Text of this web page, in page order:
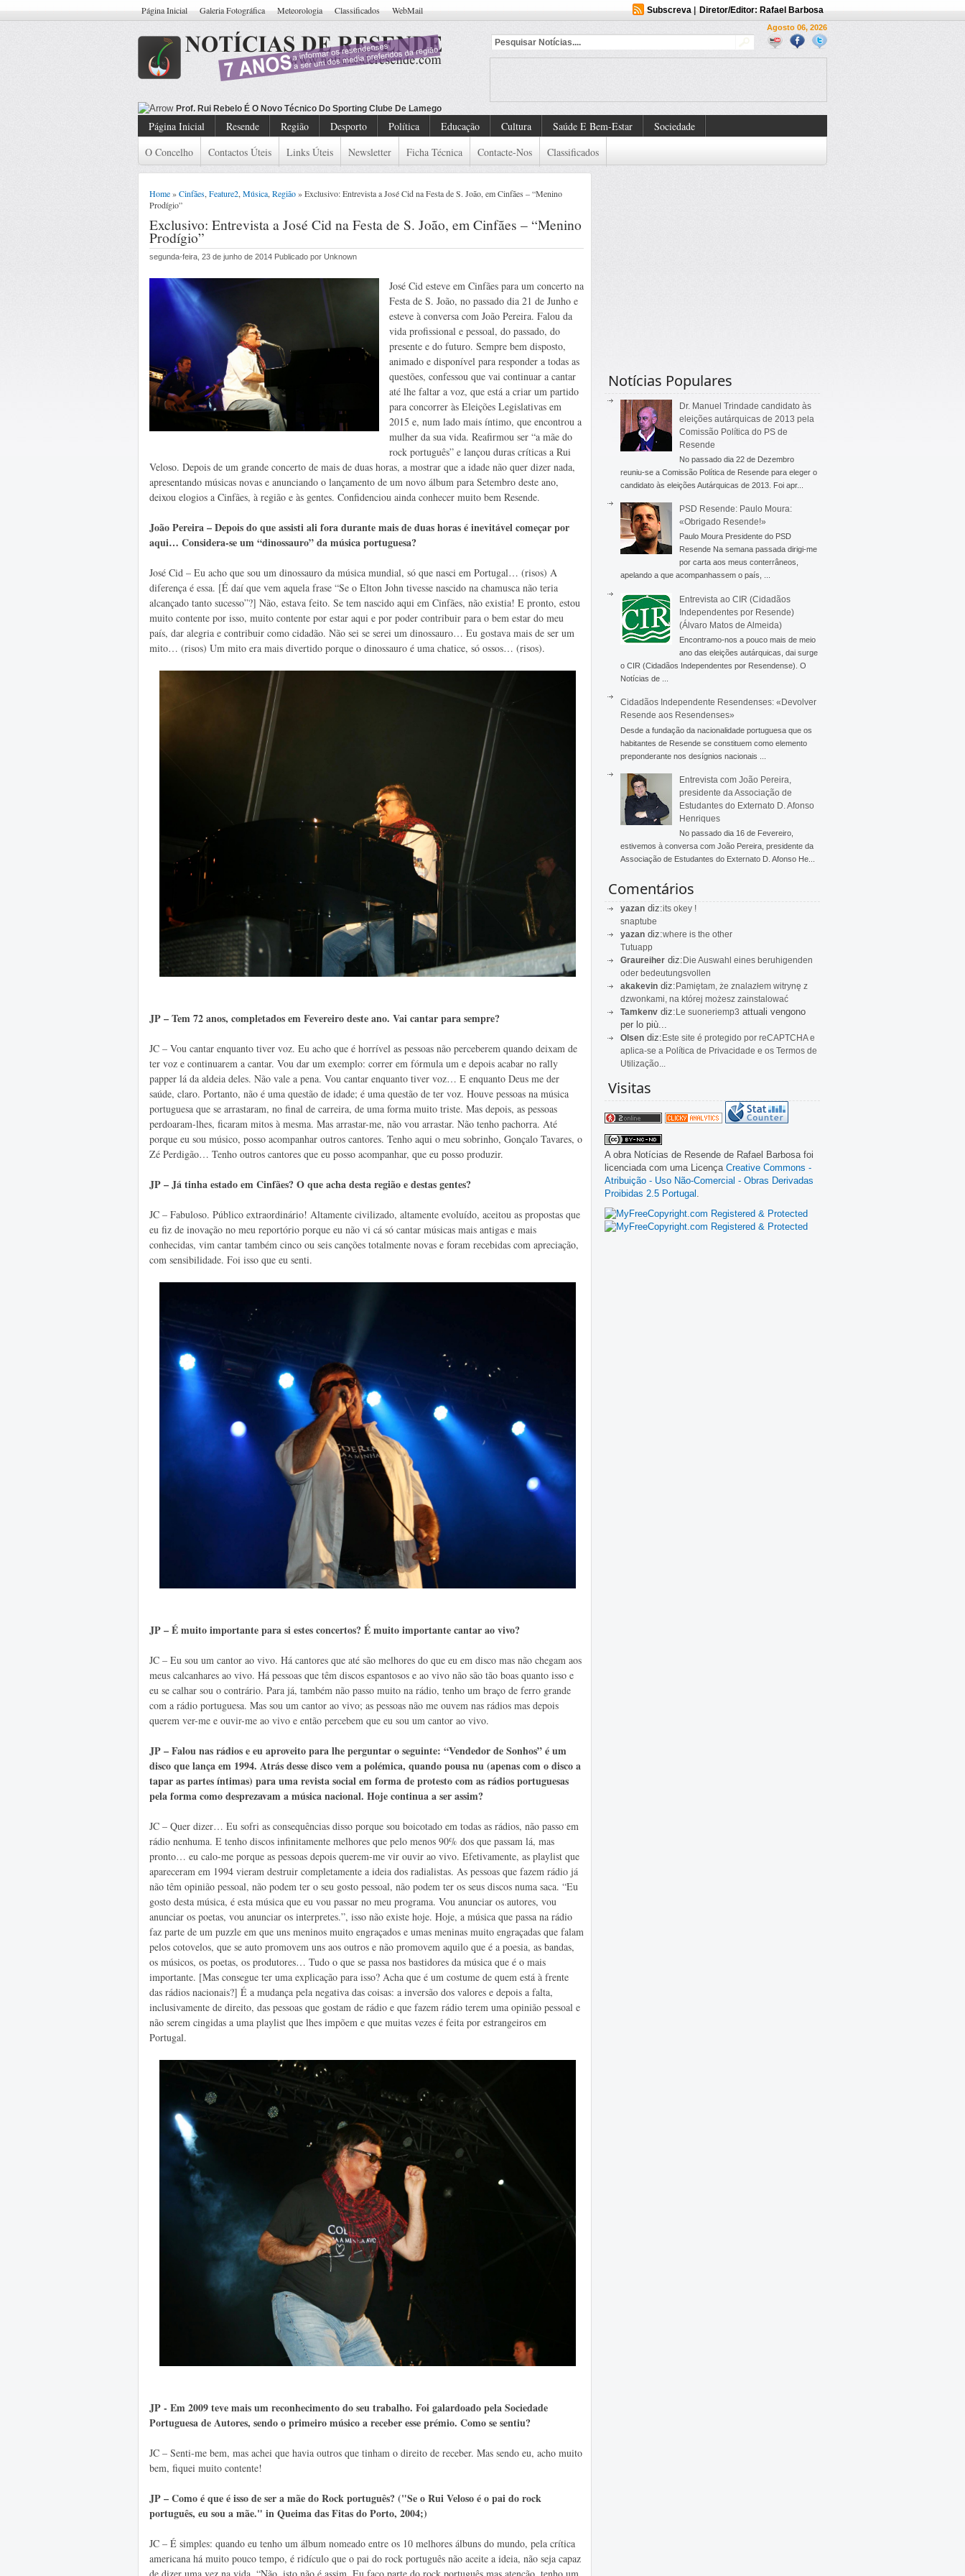
Página Inicial Galeria Fotográfica Meteorologia Classificados WebMail Subscreva| Diretor/Editor: Rafael Barbosa
Agosto 06, 2026
Prof. Rui Rebelo É O Novo Técnico Do Sporting Clube De Lamego
Página Inicial Resende Região Desporto Política Educação Cultura Saúde E Bem-Estar
Sociedade
O Concelho
Contactos Úteis Links Úteis Newsletter Ficha Técnica Contacte-Nos Classificados
Home»Cinfães Feature2 Música Região» Exclusivo: Entrevista a José Cid na Festa de S. João, em Cinfães – “Menino
Prodígio”
Exclusivo: Entrevista a José Cid na Festa de S. João, em Cinfães – “Menino
Prodígio”
segunda-feira, 23 de junho de 2014 Publicado por Unknown
José Cid esteve em Cinfães para um concerto na
Festa de S. João, no passado dia 21 de Junho e
esteve à conversa com João Pereira. Falou da
vida profissional e pessoal, do passado, do
presente e do futuro. Sempre bem disposto,
animado e disponível para responder a todas as
questões, confessou que vai continuar a cantar
até lhe faltar a voz, que está a criar um partido
para concorrer às Eleições Legislativas em
2015 e, num lado mais íntimo, que encontrou a
mulher da sua vida. Reafirmou ser “a mãe do
rock português” e lançou duras críticas a Rui
Veloso. Depois de um grande concerto de mais de duas horas, a mostrar que a idade não quer dizer nada,
apresentando músicas novas e anunciando o lançamento de um novo álbum para Setembro deste ano,
deixou elogios a Cinfães, à região e às gentes. Confidenciou ainda conhecer muito bem Resende.
João Pereira – Depois do que assisti ali fora durante mais de duas horas é inevitável começar por
aqui… Considera-se um “dinossauro” da música portuguesa?
José Cid – Eu acho que sou um dinossauro da música mundial, só que nasci em Portugal… (risos) A
diferença é essa. [É daí que vem aquela frase “Se o Elton John tivesse nascido na chamusca não teria
alcançado tanto sucesso”?] Não, estava feito. Se tem nascido aqui em Cinfães, não existia! E pronto, estou
muito contente por isso, muito contente por estar aqui e por poder contribuir para o bem estar do meu
país, dar alegria e contribuir como cidadão. Não sei se serei um dinossauro… Eu gostava mais de ser um
mito… (risos) Um mito era mais divertido porque o dinossauro é uma chatice, só ossos… (risos).
JP – Tem 72 anos, completados em Fevereiro deste ano. Vai cantar para sempre?
JC – Vou cantar enquanto tiver voz. Eu acho que é horrível as pessoas não perceberem quando deixam de
ter voz e continuarem a cantar. Vou dar um exemplo: correr em fórmula um e depois acabar no rally
papper lá da aldeia deles. Não vale a pena. Vou cantar enquanto tiver voz… E enquanto Deus me der
saúde, claro. Portanto, não é uma questão de idade; é uma questão de ter voz. Houve pessoas na música
portuguesa que se arrastaram, no final de carreira, de uma forma muito triste. Mas depois, as pessoas
perdoaram-lhes, ficaram mitos à mesma. Mas arrastar-me, não vou arrastar. Não tenho pachorra. Até
porque eu sou músico, posso acompanhar outros cantores. Tenho aqui o meu sobrinho, Gonçalo Tavares, o
Zé Perdigão… Tenho outros cantores que eu posso acompanhar, que eu posso produzir.
JP – Já tinha estado em Cinfães? O que acha desta região e destas gentes?
JC – Fabuloso. Público extraordinário! Altamente civilizado, altamente evoluído, aceitou as propostas que
eu fiz de inovação no meu reportório porque eu não vi cá só cantar músicas mais antigas e mais
conhecidas, vim cantar também cinco ou seis canções totalmente novas e foram recebidas com apreciação,
com sensibilidade. Foi isso que eu senti.
JP – É muito importante para si estes concertos? É muito importante cantar ao vivo?
JC – Eu sou um cantor ao vivo. Há cantores que até são melhores do que eu em disco mas não chegam aos
meus calcanhares ao vivo. Há pessoas que têm discos espantosos e ao vivo não são tão boas quanto isso e
eu se calhar sou o contrário. Para já, também não passo muito na rádio, tenho um braço de ferro grande
com a rádio portuguesa. Mas sou um cantor ao vivo; as pessoas não me ouvem nas rádios mas depois
querem ver-me e ouvir-me ao vivo e então percebem que eu sou um cantor ao vivo.
JP – Falou nas rádios e eu aproveito para lhe perguntar o seguinte: “Vendedor de Sonhos” é um
disco que lança em 1994. Atrás desse disco vem a polémica, quando pousa nu (apenas com o disco a
tapar as partes íntimas) para uma revista social em forma de protesto com as rádios portuguesas
pela forma como desprezavam a música nacional. Hoje continua a ser assim?
JC – Quer dizer… Eu sofri as consequências disso porque sou boicotado em todas as rádios, não passo em
rádio nenhuma. E tenho discos infinitamente melhores que pelo menos 90% dos que passam lá, mas
pronto… eu calo-me porque as pessoas depois querem-me vir ouvir ao vivo. Efetivamente, as playlist que
apareceram em 1994 vieram destruir completamente a ideia dos radialistas. As pessoas que fazem rádio já
não têm opinião pessoal, não podem ter o seu gosto pessoal, não podem ter os seus discos numa saca. “Eu
gosto desta música, é esta música que eu vou passar no meu programa. Vou anunciar os autores, vou
anunciar os poetas, vou anunciar os interpretes.”, isso não existe hoje. Hoje, a música que passa na rádio
faz parte de um puzzle em que uns meninos muito engraçados e umas meninas muito engraçadas que falam
pelos cotovelos, que se auto promovem uns aos outros e não promovem aquilo que é a poesia, as bandas,
os músicos, os poetas, os produtores… Tudo o que se passa nos bastidores da música que é o mais
importante. [Mas consegue ter uma explicação para isso? Acha que é um costume de quem está à frente
das rádios nacionais?] É a mudança pela negativa das coisas: a inversão dos valores e depois a falta,
inclusivamente de direito, das pessoas que gostam de rádio e que fazem rádio terem uma opinião pessoal e
não serem cingidas a uma playlist que lhes impõem e que muitas vezes é feita por estrangeiros em
Portugal.
JP - Em 2009 teve mais um reconhecimento do seu trabalho. Foi galardoado pela Sociedade
Portuguesa de Autores, sendo o primeiro músico a receber esse prémio. Como se sentiu?
JC – Senti-me bem, mas achei que havia outros que tinham o direito de receber. Mas sendo eu, acho muito
bem, fiquei muito contente!
JP – Como é que é isso de ser a mãe do Rock português? ("Se o Rui Veloso é o pai do rock
português, eu sou a mãe." in Queima das Fitas do Porto, 2004;)
JC – É simples: quando eu tenho um álbum nomeado entre os 10 melhores álbuns do mundo, pela crítica
americana há muito pouco tempo, é ridículo que o pai do rock português não aceite a ideia, não seja capaz
Notícias Populares
Dr. Manuel Trindade candidato às
eleições autárquicas de 2013 pela
Comissão Política do PS de
Resende
No passado dia 22 de Dezembro
reuniu-se a Comissão Política de Resende para eleger o
candidato às eleições Autárquicas de 2013. Foi apr...
PSD Resende: Paulo Moura:
«Obrigado Resende!»
Paulo Moura Presidente do PSD
Resende Na semana passada dirigi-me
por carta aos meus conterrâneos,
apelando a que acompanhassem o país, ...
Entrevista ao CIR (Cidadãos
Independentes por Resende)
(Álvaro Matos de Almeida)
Encontramo-nos a pouco mais de meio
ano das eleições autárquicas, dai surge
o CIR (Cidadãos Independentes por Resendense). O
Notícias de ...
Cidadãos Independente Resendenses: «Devolver
Resende aos Resendenses»
Desde a fundação da nacionalidade portuguesa que os
habitantes de Resende se constituem como elemento
preponderante nos desígnios nacionais ...
Entrevista com João Pereira,
presidente da Associação de
Estudantes do Externato D. Afonso
Henriques
No passado dia 16 de Fevereiro,
estivemos à conversa com João Pereira, presidente da
Associação de Estudantes do Externato D. Afonso He...
Comentários
yazan diz:its okey !
snaptube
yazan diz:where is the other
Tutuapp
Graureiher diz:Die Auswahl eines beruhigenden
oder bedeutungsvollen
akakevin diz:Pamiętam, że znalazłem witrynę z
dzwonkami, na której możesz zainstalować
Tamkenv diz:Le suoneriemp3 attuali vengono
per lo più...
Olsen diz:Este site é protegido por reCAPTCHA e
aplica-se a Política de Privacidade e os Termos de
Utilização...
Visitas
A obra Notícias de Resende de Rafael Barbosa foi
licenciada com uma Licença Creative Commons -
Atribuição - Uso Não-Comercial - Obras Derivadas
Proibidas 2.5 Portugal